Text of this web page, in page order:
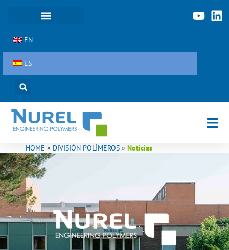
EN
ES
HOME » DIVISIÓN POLÍMEROS » Noticias